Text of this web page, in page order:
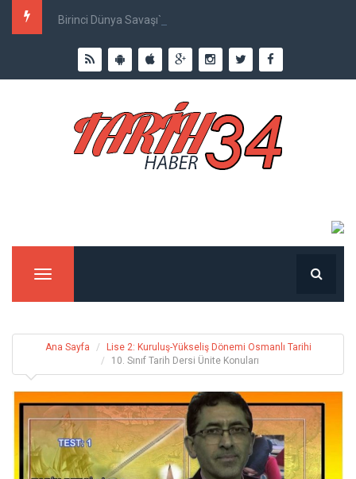
Birinci Dünya Savaşı`nda Ne Kadar İnsan Öldü?
Menu
Ana Sayfa
Lise 2: Kuruluş-Yükseliş Dönemi Osmanlı Tarihi
10. Sınıf Tarih Dersi Ünite Konuları